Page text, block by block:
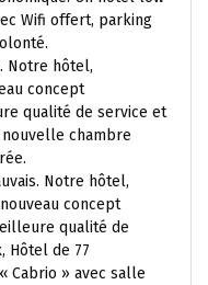
Wifi offert, parking
Notre hôtel,
concept
qualité de service et
chambre
Notre hôtel,
concept
qualité de
Hôtel de 77
Cabrio » avec salle